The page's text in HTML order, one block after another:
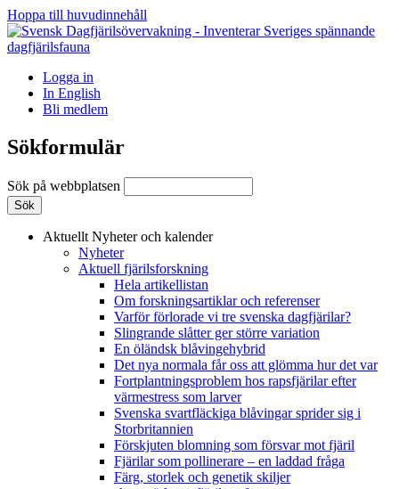
Hoppa till huvudinnehåll
Logga in
In English
Bli medlem
Sökformulär
Sök på webbplatsen
Aktuellt Nyheter och kalender
Nyheter
Aktuell fjärilsforskning
Hela artikellistan
Om forskningsartiklar och referenser
Varför förlorade vi tre svenska dagfjärilar?
Slingrande slåtter ger större variation
En öländsk blåvingehybrid
Det nya normala får oss att glömma hur det var
Fortplantningsproblem hos rapsfjärilar efter
värmestress som larver
Svenska svartfläckiga blåvingar sprider sig i
Storbritannien
Förskjuten blomning som försvar mot fjäril
Fjärilar som pollinerare – en laddad fråga
Färg, storlek och genetik skiljer